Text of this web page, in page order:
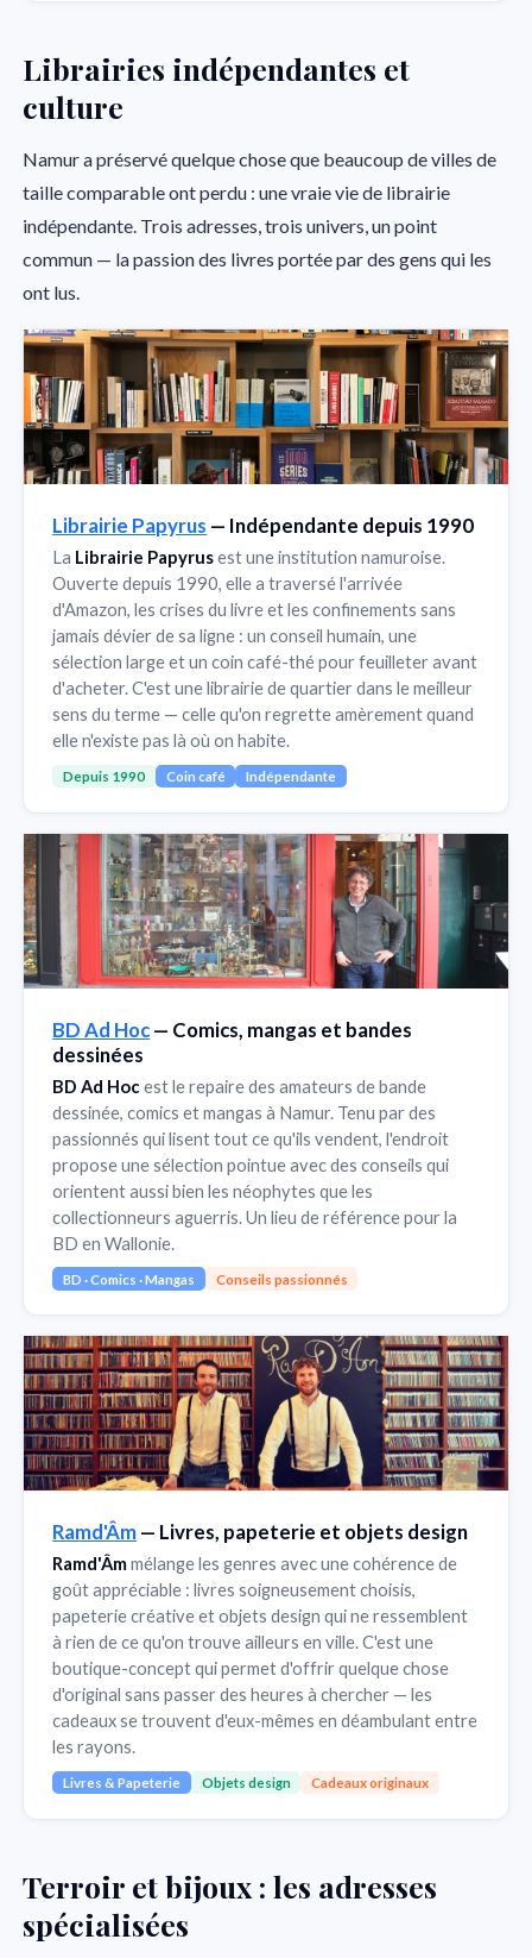
Librairies indépendantes et
culture
Namur a préservé quelque chose que beaucoup de villes de
taille comparable ont perdu : une vraie vie de librairie
indépendante. Trois adresses, trois univers, un point
commun — la passion des livres portée par des gens qui les
ont lus.
Librairie Papyrus — Indépendante depuis 1990
La Librairie Papyrusest une institution namuroise.
Ouverte depuis 1990, elle a traversé l'arrivée
d'Amazon, les crises du livre et les confinements sans
jamais dévier de sa ligne : un conseil humain, une
sélection large et un coin café-thé pour feuilleter avant
d'acheter. C'est une librairie de quartier dans le meilleur
sens du terme — celle qu'on regrette amèrement quand
elle n'existe pas là où on habite.
Depuis 1990 Coin café Indépendante
BD Ad Hoc— Comics, mangas et bandes
dessinées
BD Ad Hocest le repaire des amateurs de bande
dessinée, comics et mangas à Namur. Tenu par des
passionnés qui lisent tout ce qu'ils vendent, l'endroit
propose une sélection pointue avec des conseils qui
orientent aussi bien les néophytes que les
collectionneurs aguerris. Un lieu de référence pour la
BD en Wallonie.
BD · Comics · Mangas Conseils passionnés
Ramd'Âm— Livres, papeterie et objets design
Ramd'Âmmélange les genres avec une cohérence de
goût appréciable : livres soigneusement choisis,
papeterie créative et objets design qui ne ressemblent
à rien de ce qu'on trouve ailleurs en ville. C'est une
boutique-concept qui permet d'offrir quelque chose
d'original sans passer des heures à chercher — les
cadeaux se trouvent d'eux-mêmes en déambulant entre
les rayons.
Livres & Papeterie Objets design Cadeaux originaux
Terroir et bijoux : les adresses
spécialisées